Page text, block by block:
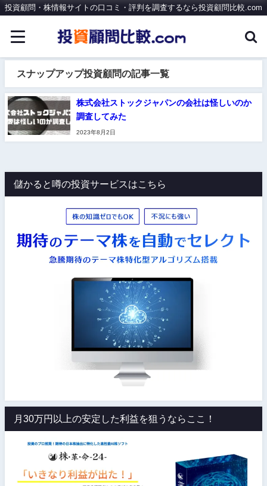
投資顧問・株情報サイトの口コミ・評判を調査するなら投資顧問比較.com
スナップアップ投資顧問の記事一覧
株式会社ストックジャパンの会社は怪しいのか
調査してみた
2023年8月2日
儲かると噂の投資サービスはこちら
月30万円以上の安定した利益を狙うならここ！